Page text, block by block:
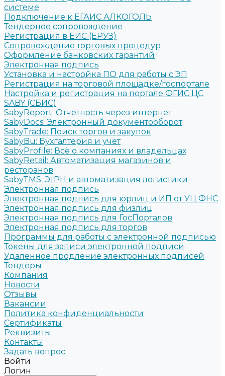
системе
Подключение к ЕГАИС АЛКОГОЛЬ
Тендерное сопровождение
Регистрация в ЕИС (ЕРУЗ)
Сопровождение торговых процедур
Оформление банковских гарантий
Электронная подпись
Установка и настройка ПО для работы с ЭП
Регистрация на торговой площадке/госпортале
Настройка и регистрация на портале ФГИС ЦС
SABY (СБИС)
SabyReport: Отчетность через интернет
SabyDocs: Электронный документооборот
SabyTrade: Поиск торгов и закупок
SabyBu: Бухгалтерия и учет
SabyProfile: Всё о компаниях и владельцах
SabyRetail: Автоматизация магазинов и
ресторанов
SabyTMS: ЭтРН и автоматизация логистики
Электронная подпись
Электронная подпись для юрлиц и ИП от УЦ ФНС
Электронная подпись для физлиц
Электронная подпись для ГосПорталов
Электронная подпись для торгов
Программы для работы с электронной подписью
Токены для записи электронной подписи
Удаленное продление электронных подписей
Тендеры
Компания
Новости
Отзывы
Вакансии
Политика конфиденциальности
Сертификаты
Реквизиты
Контакты
Задать вопрос
Войти
Логин